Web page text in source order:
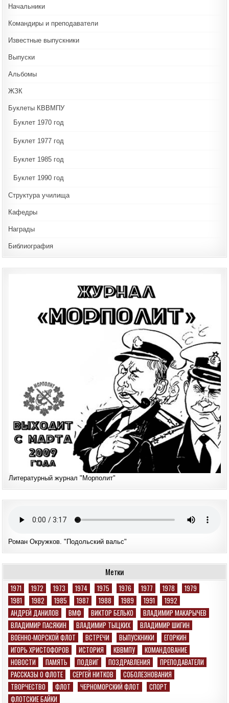
Начальники
Командиры и преподаватели
Известные выпускники
Выпуски
Альбомы
ЖЗК
Буклеты КВВМПУ
Буклет 1970 год
Буклет 1977 год
Буклет 1985 год
Буклет 1990 год
Структура училища
Кафедры
Награды
Библиография
Литературный журнал "Морполит"
Роман Окружков. "Подольский вальс"
Метки
1971 1972 1973 1974 1975 1976 1977 1978
1979
1981
1982 1985 1987 1988 1989 1991
1992
АНДРЕЙ ДАНИЛОВ
ВМФ ВИКТОР БЕЛЬКО
ВЛАДИМИР МАКАРЫЧЕВ
ВЛАДИМИР ПАСЯКИН
ВЛАДИМИР ТЫЦКИХ
ВЛАДИМИР ШИГИН
ВОЕННО-МОРСКОЙ ФЛОТ
ВСТРЕЧИ ВЫПУСКНИКИ
ЕГОРКИН
ИГОРЬ ХРИСТОФОРОВ
ИСТОРИЯ КВВМПУ
КОМАНДОВАНИЕ
НОВОСТИ
ПАМЯТЬ ПОДВИГ ПОЗДРАВЛЕНИЯ
ПРЕПОДАВАТЕЛИ
РАССКАЗЫ О ФЛОТЕ
СЕРГЕЙ НИТКОВ
СОБОЛЕЗНОВАНИЯ
ТВОРЧЕСТВО
ФЛОТ ЧЕРНОМОРСКИЙ ФЛОТ
СПОРТ
ФЛОТСКИЕ БАЙКИ